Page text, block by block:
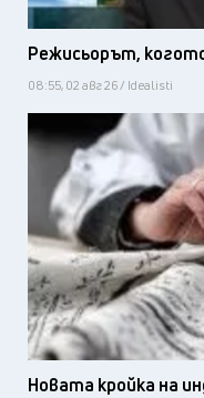
Режисьорът,
08:55, 02 авг 26 / Idealisti
Новата кройка на